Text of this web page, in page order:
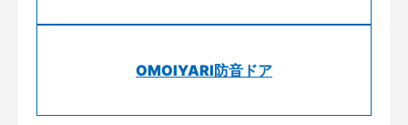
OMOIYARI防音ドア